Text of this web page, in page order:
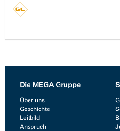
Die MEGA Gruppe
Über uns
Geschichte
Leitbild
Anspruch